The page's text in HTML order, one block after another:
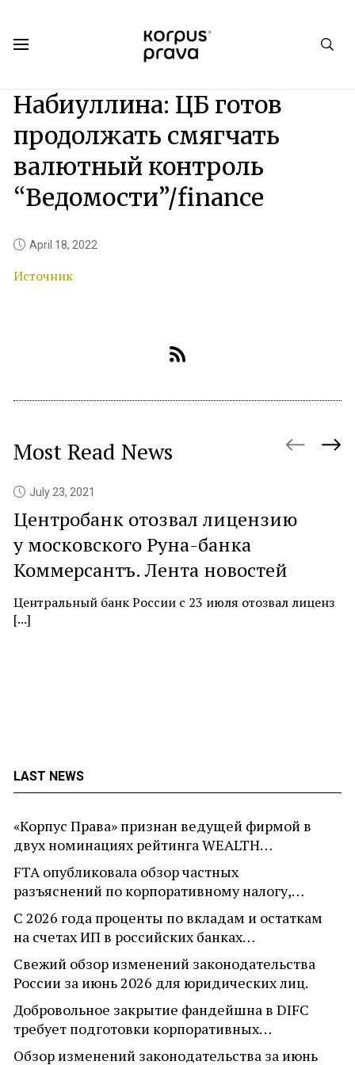
Набиуллина: ЦБ готов
продолжать смягчать
валютный контроль
“Ведомости”/finance
April 18, 2022
Источник
LAST NEWS
«Корпус Права» признан ведущей фирмой в
двух номинациях рейтинга WEALTH…
FTA опубликовала обзор частных
разъяснений по корпоративному налогу,…
С 2026 года проценты по вкладам и остаткам
на счетах ИП в российских банках…
Свежий обзор изменений законодательства
России за июнь 2026 для юридических лиц.
Добровольное закрытие фандейшна в DIFC
требует подготовки корпоративных…
Обзор изменений законодательства за июнь
Most Read News
July 23, 2021
Центробанк отозвал лицензию
у московского Руна-банка
Коммерсантъ. Лента новостей
Центральный банк России с 23 июля отозвал лиценз
[...]